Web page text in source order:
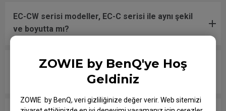
ZOWIE by BenQ'ye Hoş
Geldiniz
ZOWIE by BenQ, veri gizliliğinize değer verir. Web sitemizi
EC-CW serisi modeller, EC-C serisi ile aynı şekil
ve boyutta mı?
EC-CW ayaklarının malzemesi kablolu modellerde
kullanılanla aynı mı?